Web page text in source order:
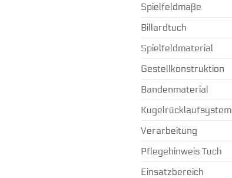
Spielfeldmaße
Billardtuch
Spielfeldmaterial
Gestellkonstruktion
Bandenmaterial
Kugelrücklaufsystem
Verarbeitung
Pflegehinweis Tuch
Einsatzbereich